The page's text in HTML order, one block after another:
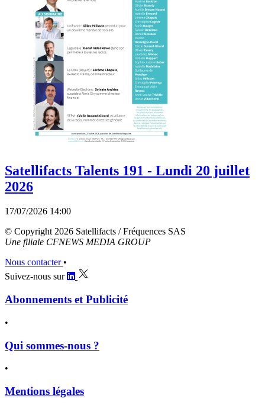
Satellifacts Talents 191 - Lundi 20 juillet
2026
17/07/2026 14:00
© Copyright 2026 Satellifacts / Fréquences SAS
Une filiale CFNEWS MEDIA GROUP
Nous contacter •
Suivez-nous sur
Abonnements et Publicité
•
Qui sommes-nous ?
•
Mentions légales